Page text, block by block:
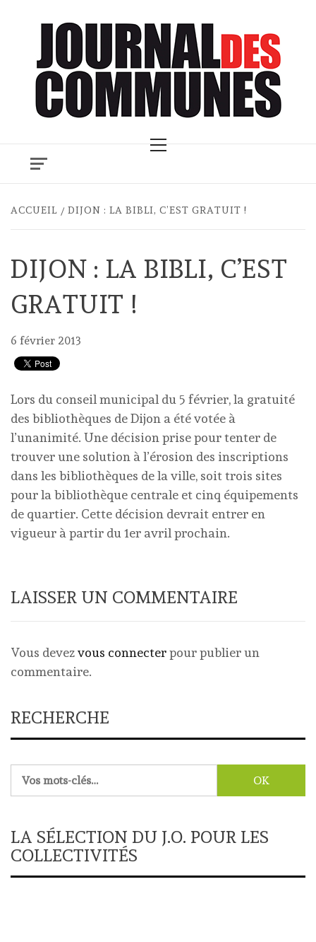
Menu
ACCUEIL DIJON : LA BIBLI, C’EST GRATUIT !
DIJON : LA BIBLI, C’EST
GRATUIT !
6 février 2013
Lors du conseil municipal du 5 février, la gratuité
des bibliothèques de Dijon a été votée à
l’unanimité. Une décision prise pour tenter de
trouver une solution à l’érosion des inscriptions
dans les bibliothèques de la ville, soit trois sites
pour la bibliothèque centrale et cinq équipements
de quartier. Cette décision devrait entrer en
vigueur à partir du 1er avril prochain.
LAISSER UN COMMENTAIRE
Vous devezvous connecterpour publier un
commentaire.
RECHERCHE
LA SÉLECTION DU J.O. POUR LES
COLLECTIVITÉS